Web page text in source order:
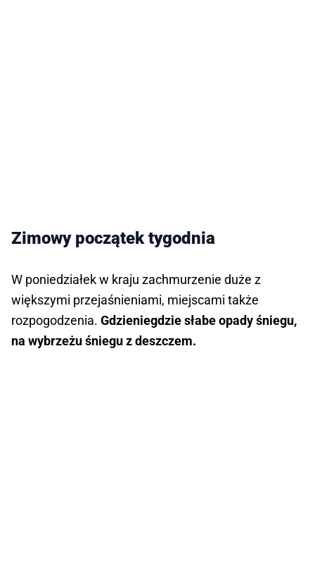
Zimowy początek tygodnia
W poniedziałek w kraju zachmurzenie duże z
większymi przejaśnieniami, miejscami także
rozpogodzenia. Gdzieniegdzie słabe opady śniegu,
na wybrzeżu śniegu z deszczem.